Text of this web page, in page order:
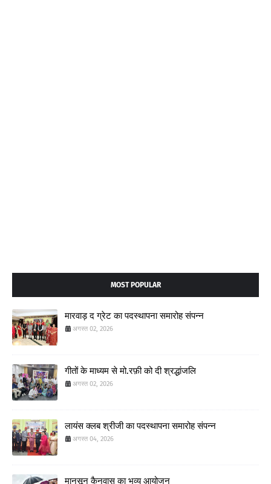
MOST POPULAR
मारवाड़ द ग्रेट का पदस्थापना समारोह संपन्न
अगस्त 02, 2026
गीतों के माध्यम से मो.रफ़ी को दी श्रद्धांजलि
अगस्त 02, 2026
लायंस क्लब श्रीजी का पदस्थापना समारोह संपन्न
अगस्त 04, 2026
मानसून कैनवास का भव्य आयोजन